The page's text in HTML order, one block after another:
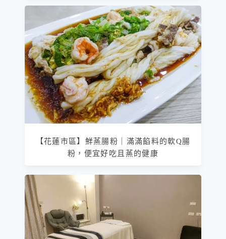
【花蓮市區】鮮蒸腸粉｜滿滿餡料的軟Q腸
粉，便宜好吃且蒸的健康